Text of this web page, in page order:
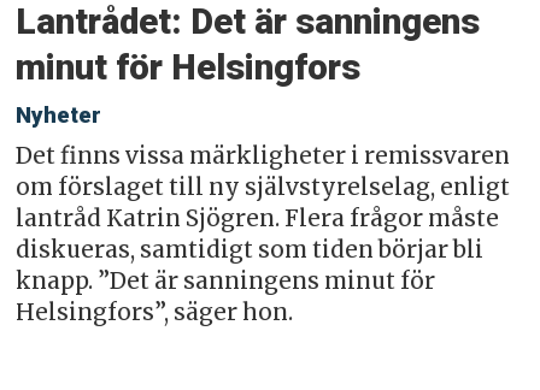
Lantrådet: Det är sanningens
minut för Helsingfors
Nyheter
Det finns vissa märkligheter i remissvaren
om förslaget till ny självstyrelselag, enligt
lantråd Katrin Sjögren. Flera frågor måste
diskueras, samtidigt som tiden börjar bli
knapp. ”Det är sanningens minut för
Helsingfors”, säger hon.